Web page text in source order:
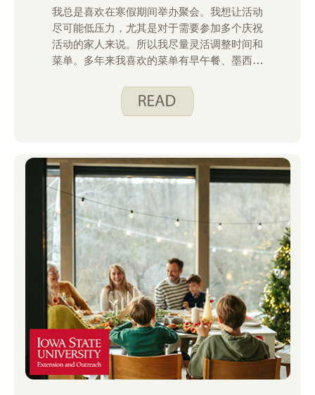
我总是喜欢在寒假期间举办聚会。我想让活动
尽可能低压力，尤其是对于需要参加多个庆祝
活动的家人来说。所以我尽量灵活调整时间和
菜单。多年来我喜欢的菜单有早午餐、墨西哥
“明智消费”。 吃得聪明。 这些食谱是我多年
来在节日菜单中加入的。